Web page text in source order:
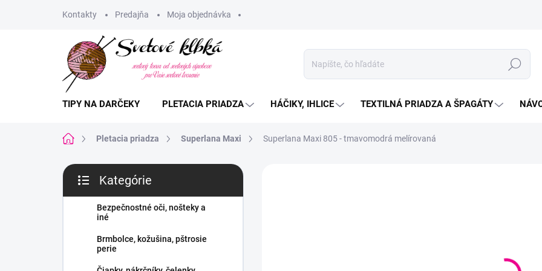
Kontakty Predajňa Moja objednávka
Hľadať
TIPY NA DARČEKY PLETACIA PRIADZA HÁČIKY, IHLICE TEXTILNÁ PRIADZA A ŠPAGÁTY
DomovPletacia priadza Superlana Maxi Superlana Maxi 805 - tmavomodrá melírovaná
B
č
kategórie
Kategórie
Bezpečnostné oči, nošteky a
iné
Brmbolce, kožušina, pštrosie
perie